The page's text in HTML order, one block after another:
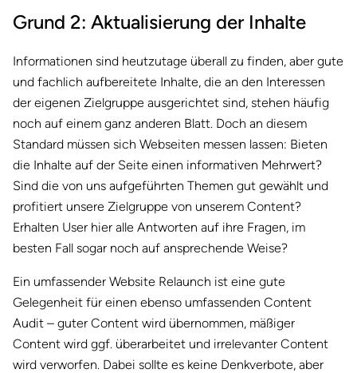
Grund 2: Aktualisierung der Inhalte
Informationen sind heutzutage überall zu finden, aber gute
und fachlich aufbereitete Inhalte, die an den Interessen
der eigenen Zielgruppe ausgerichtet sind, stehen häufig
noch auf einem ganz anderen Blatt. Doch an diesem
Standard müssen sich Webseiten messen lassen: Bieten
die Inhalte auf der Seite einen informativen Mehrwert?
Sind die von uns aufgeführten Themen gut gewählt und
profitiert unsere Zielgruppe von unserem Content?
Erhalten User hier alle Antworten auf ihre Fragen, im
besten Fall sogar noch auf ansprechende Weise?
Ein umfassender Website Relaunch ist eine gute
Gelegenheit für einen ebenso umfassenden Content
Audit – guter Content wird übernommen, mäßiger
Content wird ggf. überarbeitet und irrelevanter Content
wird verworfen. Dabei sollte es keine Denkverbote, aber